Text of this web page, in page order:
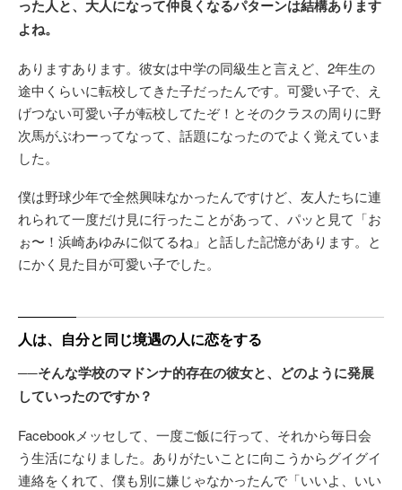
った人と、大人になって仲良くなるパターンは結構あります
よね。
ありますあります。彼女は中学の同級生と言えど、2年生の
途中くらいに転校してきた子だったんです。可愛い子で、え
げつない可愛い子が転校してたぞ！とそのクラスの周りに野
次馬がぶわーってなって、話題になったのでよく覚えていま
した。
僕は野球少年で全然興味なかったんですけど、友人たちに連
れられて一度だけ見に行ったことがあって、パッと見て「お
ぉ〜！浜崎あゆみに似てるね」と話した記憶があります。と
にかく見た目が可愛い子でした。
人は、自分と同じ境遇の人に恋をする
──そんな学校のマドンナ的存在の彼女と、どのように発展
していったのですか？
Facebookメッセして、一度ご飯に行って、それから毎日会
う生活になりました。ありがたいことに向こうからグイグイ
連絡をくれて、僕も別に嫌じゃなかったんで「いいよ、いい